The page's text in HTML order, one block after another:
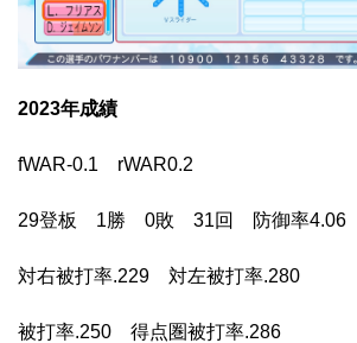
2023年成績
fWAR-0.1 rWAR0.2
29登板 1勝 0敗 31回 防御率4.06
対右被打率.229 対左被打率.280
被打率.250 得点圏被打率.286